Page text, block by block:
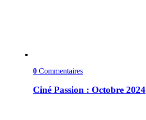
0 Commentaires
Ciné Passion : Octobre 2024